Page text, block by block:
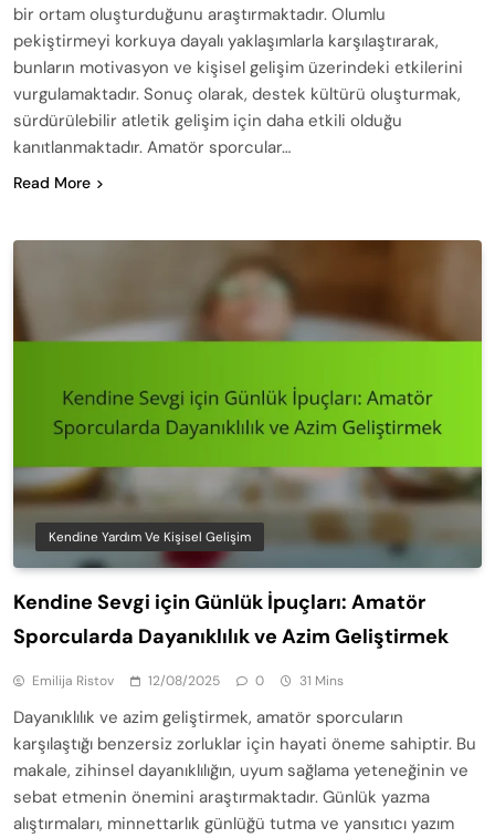
bir ortam oluşturduğunu araştırmaktadır. Olumlu
pekiştirmeyi korkuya dayalı yaklaşımlarla karşılaştırarak,
bunların motivasyon ve kişisel gelişim üzerindeki etkilerini
vurgulamaktadır. Sonuç olarak, destek kültürü oluşturmak,
sürdürülebilir atletik gelişim için daha etkili olduğu
kanıtlanmaktadır. Amatör sporcular…
Read More
Kendine Yardım Ve Kişisel Gelişim
Kendine Sevgi için Günlük İpuçları: Amatör
Sporcularda Dayanıklılık ve Azim Geliştirmek
Emilija Ristov 12/08/2025 0 31 Mins
Dayanıklılık ve azim geliştirmek, amatör sporcuların
karşılaştığı benzersiz zorluklar için hayati öneme sahiptir. Bu
makale, zihinsel dayanıklılığın, uyum sağlama yeteneğinin ve
sebat etmenin önemini araştırmaktadır. Günlük yazma
alıştırmaları, minnettarlık günlüğü tutma ve yansıtıcı yazım